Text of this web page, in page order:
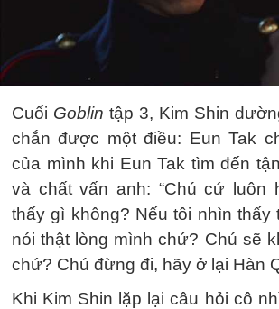
Cuối Goblin tập 3, Kim Shin
chắn được một điều: Eun Tak
của mình khi Eun Tak tìm đến
và chất vấn anh: “Chú cứ luôn
thấy gì không? Nếu tôi nhìn thấy
nói thật lòng mình chứ? Chú sẽ
chứ? Chú đừng đi, hãy ở lại Hàn
Khi Kim Shin lặp lại câu hỏi cô